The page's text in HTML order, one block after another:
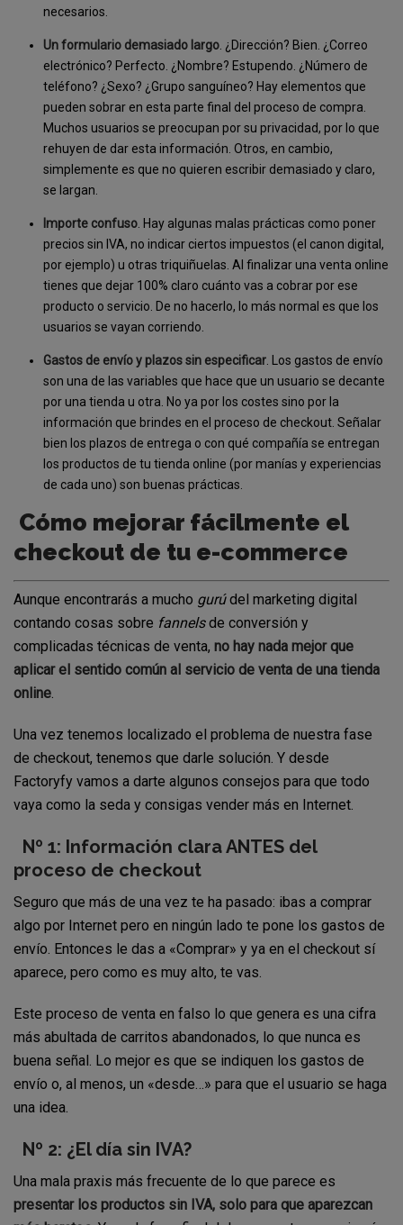
necesarios.
Un formulario demasiado largo. ¿Dirección? Bien. ¿Correo
electrónico? Perfecto. ¿Nombre? Estupendo. ¿Número de
teléfono? ¿Sexo? ¿Grupo sanguíneo? Hay elementos que
pueden sobrar en esta parte final del proceso de compra.
Muchos usuarios se preocupan por su privacidad, por lo que
rehuyen de dar esta información. Otros, en cambio,
simplemente es que no quieren escribir demasiado y claro,
se largan.
Importe confuso. Hay algunas malas prácticas como poner
precios sin IVA, no indicar ciertos impuestos (el canon digital,
por ejemplo) u otras triquiñuelas. Al finalizar una venta online
tienes que dejar 100% claro cuánto vas a cobrar por ese
producto o servicio. De no hacerlo, lo más normal es que los
usuarios se vayan corriendo.
Gastos de envío y plazos sin especificar. Los gastos de envío
son una de las variables que hace que un usuario se decante
por una tienda u otra. No ya por los costes sino por la
información que brindes en el proceso de checkout. Señalar
bien los plazos de entrega o con qué compañía se entregan
los productos de tu tienda online (por manías y experiencias
de cada uno) son buenas prácticas.
Cómo mejorar fácilmente el
checkout de tu e-commerce
Aunque encontrarás a mucho gurúdel marketing digital
contando cosas sobre fannelsde conversión y
complicadas técnicas de venta, no hay nada mejor que
aplicar el sentido común al servicio de venta de una tienda
online.
Una vez tenemos localizado el problema de nuestra fase
de checkout, tenemos que darle solución. Y desde
Factoryfy vamos a darte algunos consejos para que todo
vaya como la seda y consigas vender más en Internet.
Nº 1: Información clara ANTES del
proceso de checkout
Seguro que más de una vez te ha pasado: ibas a comprar
algo por Internet pero en ningún lado te pone los gastos de
envío. Entonces le das a «Comprar» y ya en el checkout sí
aparece, pero como es muy alto, te vas.
Este proceso de venta en falso lo que genera es una cifra
más abultada de carritos abandonados, lo que nunca es
buena señal. Lo mejor es que se indiquen los gastos de
envío o, al menos, un «desde…» para que el usuario se haga
una idea.
Nº 2: ¿El día sin IVA?
Una mala praxis más frecuente de lo que parece es
presentar los productos sin IVA, solo para que aparezcan